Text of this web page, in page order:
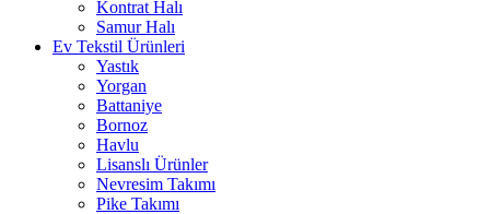
Kontrat Halı
Samur Halı
Ev Tekstil Ürünleri
Yastık
Yorgan
Battaniye
Bornoz
Havlu
Lisanslı Ürünler
Nevresim Takımı
Pike Takımı